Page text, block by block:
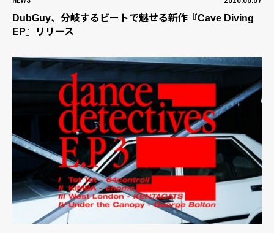
DubGuy、分岐するビートで魅せる新作『Cave Diving
EP』リリース